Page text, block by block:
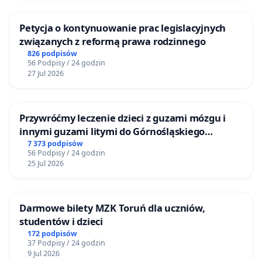
Petycja o kontynuowanie prac legislacyjnych
związanych z reformą prawa rodzinnego
826 podpisów
56 Podpisy / 24 godzin
27 Jul 2026
Przywróćmy leczenie dzieci z guzami mózgu i
innymi guzami litymi do Górnośląskiego
Centrum Zdrowia Dziecka w Katowicach
7 373 podpisów
56 Podpisy / 24 godzin
25 Jul 2026
Darmowe bilety MZK Toruń dla uczniów,
studentów i dzieci
172 podpisów
37 Podpisy / 24 godzin
9 Jul 2026